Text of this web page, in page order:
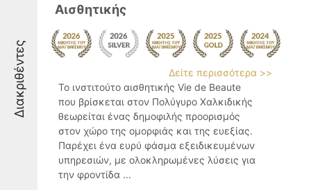
Διακριθέντες
Αισθητικής
Δείτε περισσότερα >>
Το ινστιτούτο αισθητικής Vie de Beaute
που βρίσκεται στον Πολύγυρο Χαλκιδικής
θεωρείται ένας δημοφιλής προορισμός
στον χώρο της ομορφιάς και της ευεξίας.
Παρέχει ένα ευρύ φάσμα εξειδικευμένων
υπηρεσιών, με ολοκληρωμένες λύσεις για
την φροντίδα ...